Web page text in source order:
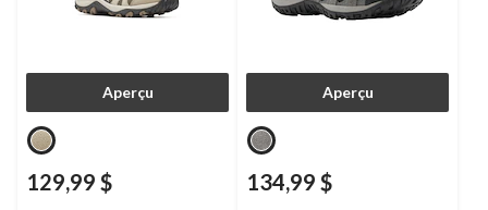
Aperçu
129,99 $
Aperçu
134,99 $